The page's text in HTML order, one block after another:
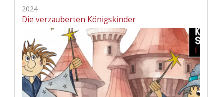
2024
Die verzauberten Königskinder